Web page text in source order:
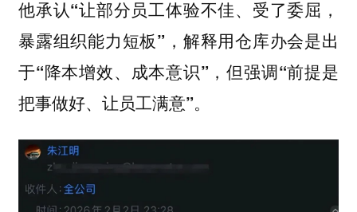
他承认“让部分员工体验不佳、受了委屈，
暴露组织能力短板”，解释用仓库办会是出
于“降本增效、成本意识”，但强调“前提是
把事做好、让员工满意”。